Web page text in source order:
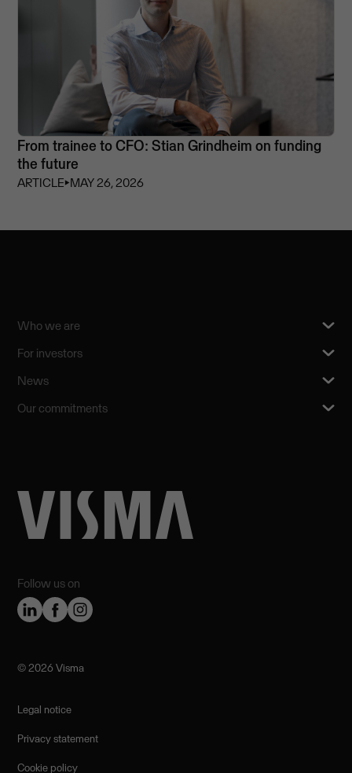
From trainee to CFO: Stian Grindheim on funding
the future
ARTICLE⏵MAY 26, 2026
Follow us on
Who we are
For investors
News
Our commitments
©️ 2026 Visma
Legal notice
Privacy statement
Cookie policy